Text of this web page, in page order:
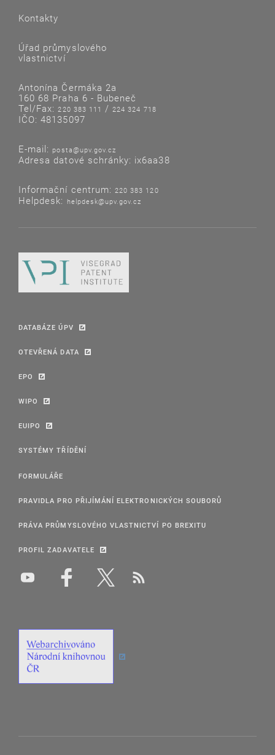
Kontakty
Úřad průmyslového
vlastnictví
Antonína Čermáka 2a
160 68 Praha 6 - Bubeneč
Tel/Fax:220 383 111 /224 324 718
IČO: 48135097
E-mail: posta@upv.gov.cz
Adresa datové schránky: ix6aa38
Informační centrum: 220 383 120
Helpdesk: helpdesk@upv.gov.cz
DATABÁZE ÚPV
OTEVŘENÁ DATA
EPO
WIPO
EUIPO
SYSTÉMY TŘÍDĚNÍ
FORMULÁŘE
PRAVIDLA PRO PŘIJÍMÁNÍ ELEKTRONICKÝCH SOUBORŮ
PRÁVA PRŮMYSLOVÉHO VLASTNICTVÍ PO BREXITU
PROFIL ZADAVATELE